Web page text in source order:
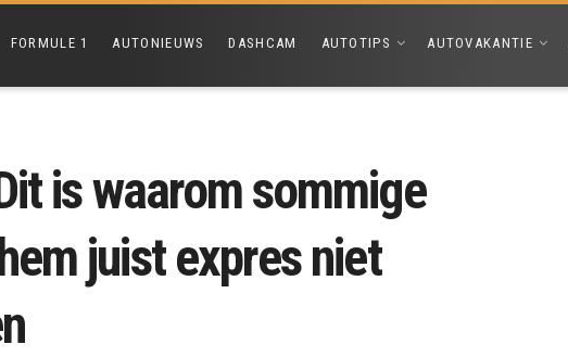
FORMULE 1 AUTONIEUWS DASHCAM AUTOTIPS AUTOVAKANTIE
is waarom sommige
juist expres niet